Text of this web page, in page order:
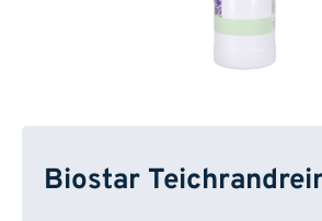
Biostar